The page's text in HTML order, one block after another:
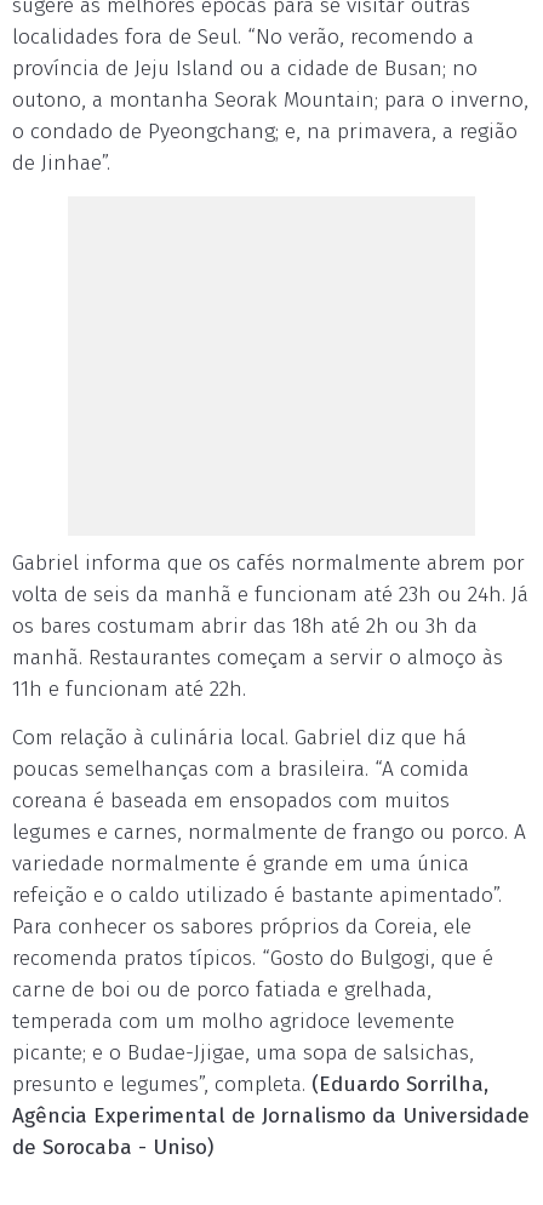
sugere as melhores épocas para se visitar outras
localidades fora de Seul. “No verão, recomendo a
província de Jeju Island ou a cidade de Busan; no
outono, a montanha Seorak Mountain; para o inverno,
o condado de Pyeongchang; e, na primavera, a região
de Jinhae”.
Gabriel informa que os cafés normalmente abrem por
volta de seis da manhã e funcionam até 23h ou 24h. Já
os bares costumam abrir das 18h até 2h ou 3h da
manhã. Restaurantes começam a servir o almoço às
11h e funcionam até 22h.
Com relação à culinária local. Gabriel diz que há
poucas semelhanças com a brasileira. “A comida
coreana é baseada em ensopados com muitos
legumes e carnes, normalmente de frango ou porco. A
variedade normalmente é grande em uma única
refeição e o caldo utilizado é bastante apimentado”.
Para conhecer os sabores próprios da Coreia, ele
recomenda pratos típicos. “Gosto do Bulgogi, que é
carne de boi ou de porco fatiada e grelhada,
temperada com um molho agridoce levemente
picante; e o Budae-Jjigae, uma sopa de salsichas,
presunto e legumes”, completa. (Eduardo Sorrilha,
Agência Experimental de Jornalismo da Universidade
de Sorocaba - Uniso)